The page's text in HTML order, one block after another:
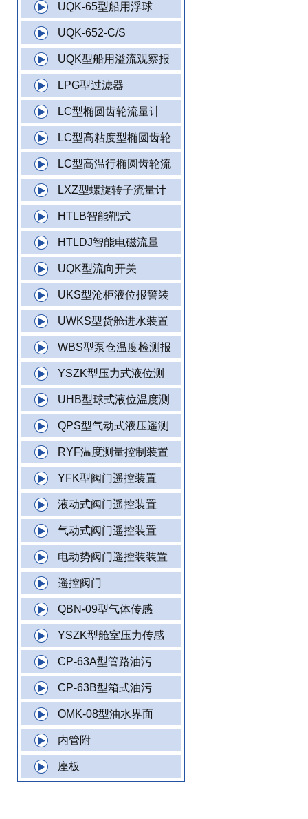
UQK-65型船用浮球
UQK-652-C/S
UQK型船用溢流观察报
LPG型过滤器
LC型椭圆齿轮流量计
LC型高粘度型椭圆齿轮
LC型高温行椭圆齿轮流
LXZ型螺旋转子流量计
HTLB智能靶式
HTLDJ智能电磁流量
UQK型流向开关
UKS型沧柜液位报警装
UWKS型货舱进水装置
WBS型泵仓温度检测报
YSZK型压力式液位测
UHB型球式液位温度测
QPS型气动式液压遥测
RYF温度测量控制装置
YFK型阀门遥控装置
液动式阀门遥控装置
气动式阀门遥控装置
电动势阀门遥控装装置
遥控阀门
QBN-09型气体传感
YSZK型舱室压力传感
CP-63A型管路油污
CP-63B型箱式油污
OMK-08型油水界面
内管附
座板